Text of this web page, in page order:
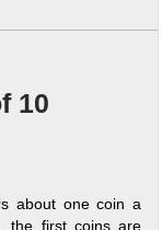
10
about one coin a
the first coins are